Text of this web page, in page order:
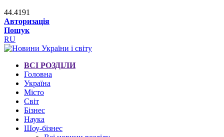
44.4191
Авторизація
Пошук
RU
ВСІ РОЗДІЛИ
Головна
Україна
Місто
Світ
Бізнес
Наука
Шоу-бізнес